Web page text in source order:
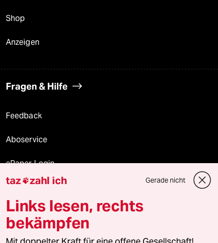
Shop
Anzeigen
Fragen & Hilfe
Feedback
Aboservice
ePaper Login
Downloads für Abonnierende
© 2026 taz Verlags und Vertriebs GmbH
Alle Rechte vorbehalten. Bei rechtlichen Fragen oder für Genehmigungen
taz zahl ich Gerade nicht
Links lesen, rechts
bekämpfen